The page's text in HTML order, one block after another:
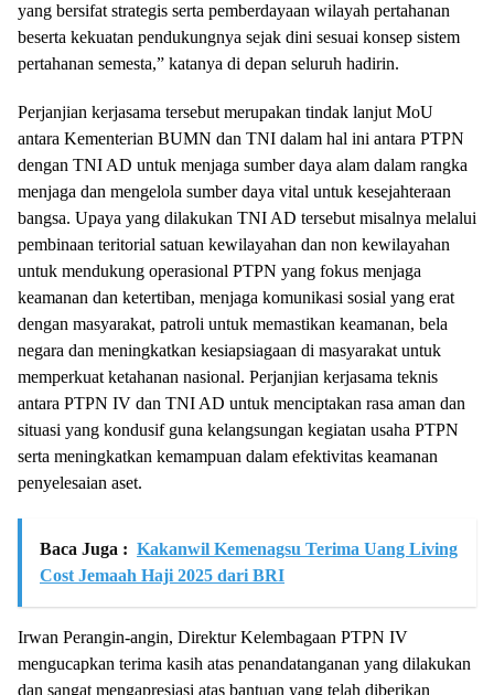
yang bersifat strategis serta pemberdayaan wilayah pertahanan
beserta kekuatan pendukungnya sejak dini sesuai konsep sistem
pertahanan semesta,” katanya di depan seluruh hadirin.
Perjanjian kerjasama tersebut merupakan tindak lanjut MoU
antara Kementerian BUMN dan TNI dalam hal ini antara PTPN
dengan TNI AD untuk menjaga sumber daya alam dalam rangka
menjaga dan mengelola sumber daya vital untuk kesejahteraan
bangsa. Upaya yang dilakukan TNI AD tersebut misalnya melalui
pembinaan teritorial satuan kewilayahan dan non kewilayahan
untuk mendukung operasional PTPN yang fokus menjaga
keamanan dan ketertiban, menjaga komunikasi sosial yang erat
dengan masyarakat, patroli untuk memastikan keamanan, bela
negara dan meningkatkan kesiapsiagaan di masyarakat untuk
memperkuat ketahanan nasional. Perjanjian kerjasama teknis
antara PTPN IV dan TNI AD untuk menciptakan rasa aman dan
situasi yang kondusif guna kelangsungan kegiatan usaha PTPN
serta meningkatkan kemampuan dalam efektivitas keamanan
penyelesaian aset.
Baca Juga : Kakanwil Kemenagsu Terima Uang Living
Cost Jemaah Haji 2025 dari BRI
Irwan Perangin-angin, Direktur Kelembagaan PTPN IV
mengucapkan terima kasih atas penandatanganan yang dilakukan
dan sangat mengapresiasi atas bantuan yang telah diberikan